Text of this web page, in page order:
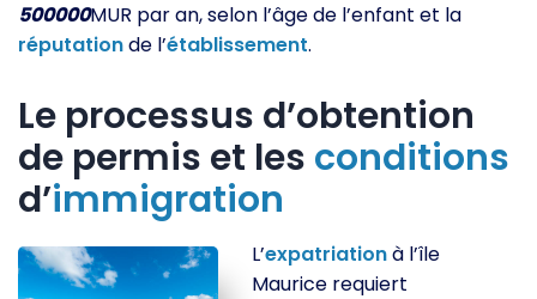
500000MUR par an, selon l’âge de l’enfant et la
réputationde l’établissement.
Le processus d’obtention
de permis et les conditions
d’immigration
L’expatriationà l’île
Maurice requiert